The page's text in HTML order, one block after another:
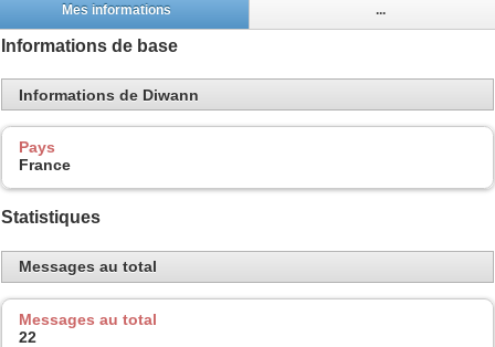
Mes informations ...
Informations de base
Informations de Diwann
Pays
France
Statistiques
Messages au total
Messages au total
22